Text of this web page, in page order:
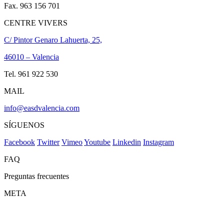
Fax. 963 156 701
CENTRE VIVERS
C/ Pintor Genaro Lahuerta, 25,
46010 – Valencia
Tel. 961 922 530
MAIL
info@easdvalencia.com
SÍGUENOS
Facebook Twitter VimeoYoutube Linkedin Instagram
FAQ
Preguntas frecuentes
META